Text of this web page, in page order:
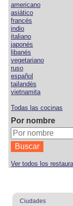
americano
asiático
francés
indio
italiano
japonés
libanés
vegetariano
ruso
español
tailandés
vietnamita
Todas las cocinas
Por nombre
Ver todos los
Ciudades